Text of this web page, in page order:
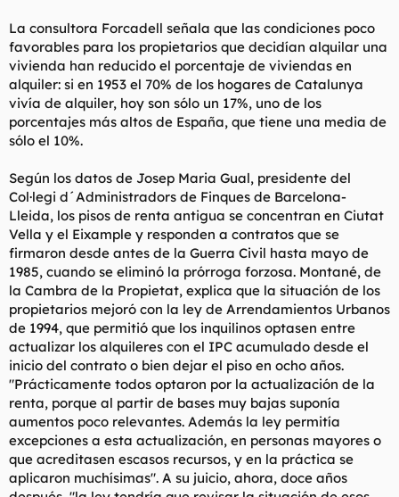
La consultora Forcadell señala que las condiciones poco
favorables para los propietarios que decidían alquilar una
vivienda han reducido el porcentaje de viviendas en
alquiler: si en 1953 el 70% de los hogares de Catalunya
vivía de alquiler, hoy son sólo un 17%, uno de los
porcentajes más altos de España, que tiene una media de
sólo el 10%.
Según los datos de Josep Maria Gual, presidente del
Col·legi d´Administradors de Finques de Barcelona-
Lleida, los pisos de renta antigua se concentran en Ciutat
Vella y el Eixample y responden a contratos que se
firmaron desde antes de la Guerra Civil hasta mayo de
1985, cuando se eliminó la prórroga forzosa. Montané, de
la Cambra de la Propietat, explica que la situación de los
propietarios mejoró con la ley de Arrendamientos Urbanos
de 1994, que permitió que los inquilinos optasen entre
actualizar los alquileres con el IPC acumulado desde el
inicio del contrato o bien dejar el piso en ocho años.
"Prácticamente todos optaron por la actualización de la
renta, porque al partir de bases muy bajas suponía
aumentos poco relevantes. Además la ley permitía
excepciones a esta actualización, en personas mayores o
que acreditasen escasos recursos, y en la práctica se
aplicaron muchísimas". A su juicio, ahora, doce años